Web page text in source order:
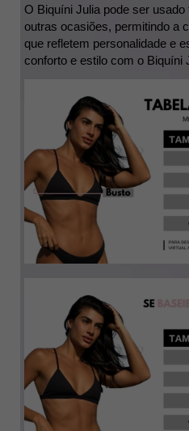
O Biquíni Julia pode ser usado
outras ocasiões, permitindo a
que refletem personalidade e
conforto e estilo com o Biquíni